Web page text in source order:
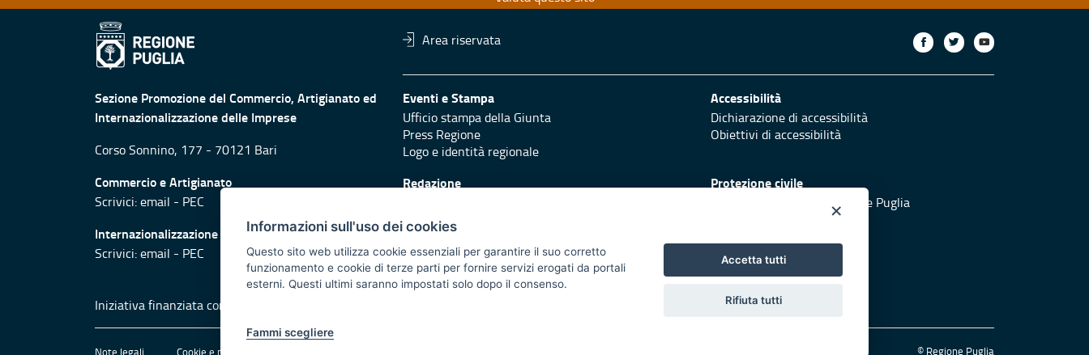
Area riservata
Sezione Promozione del Commercio, Artigianato ed
Internazionalizzazione delle Imprese
Corso Sonnino, 177 - 70121 Bari
Commercio e Artigianato
Scrivici:email - PEC
Internazionalizzazione
Scrivici:email - PEC
Eventi e Stampa
Ufficio stampa della Giunta
Press Regione
Logo e identità regionale
Accessibilità
Dichiarazione di accessibilità
Obiettivi di accessibilità
Redazione Protezione civile
Vai al sito di Protezione Civile Puglia
Iniziativa finanziata con risorse del POR Puglia 2014/2020 - Asse XI
Note legali Cookie e privacy © Regione Puglia
×
Informazioni sull'uso dei cookies
Questo sito web utilizza cookie essenziali per garantire il suo corretto
funzionamento e cookie di terze parti per fornire servizi erogati da portali
esterni. Questi ultimi saranno impostati solo dopo il consenso.
Fammi scegliere
Accetta tutti
Rifiuta tutti